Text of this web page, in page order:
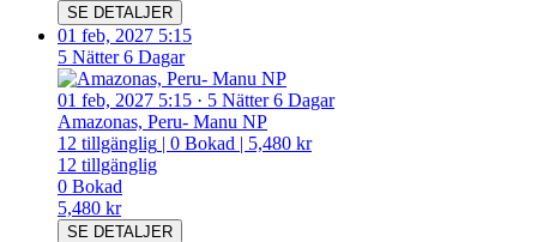
SE DETALJER
01 feb, 2027 5:15
5 Nätter 6 Dagar
01 feb, 2027 5:15 · 5 Nätter 6 Dagar
Amazonas, Peru- Manu NP
12 tillgänglig | 0 Bokad | 5,480 kr
12 tillgänglig
0 Bokad
5,480 kr
SE DETALJER